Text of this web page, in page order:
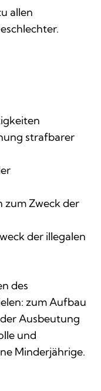
allen
strafbarer
zum Zweck der
der illegalen
des
zum Aufbau
Ausbeutung
und
Minderjährige.